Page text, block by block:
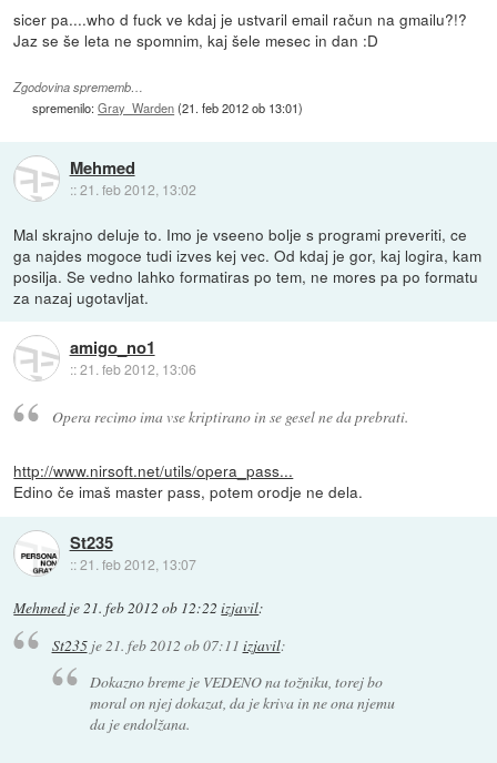
sicer pa....who d fuck ve kdaj je ustvaril email račun na gmailu?!?
Jaz se še leta ne spomnim, kaj šele mesec in dan :D
Zgodovina sprememb…
spremenilo:Gray_Warden(21. feb 2012 ob 13:01)
Mehmed
::21. feb 2012, 13:02
Mal skrajno deluje to. Imo je vseeno bolje s programi preveriti, ce
ga najdes mogoce tudi izves kej vec. Od kdaj je gor, kaj logira, kam
posilja. Se vedno lahko formatiras po tem, ne mores pa po formatu
za nazaj ugotavljat.
amigo_no1
::21. feb 2012, 13:06
Opera recimo ima vse kriptirano in se gesel ne da prebrati.
http://www.nirsoft.net/utils/opera_pass...
Edino če imaš master pass, potem orodje ne dela.
St235
::21. feb 2012, 13:07
Mehmed je21. feb 2012 ob 12:22 izjavil:
St235je21. feb 2012 ob 07:11 izjavil:
Dokazno breme je VEDENO na tožniku, torej bo
moral on njej dokazat, da je kriva in ne ona njemu
da je endolžana.